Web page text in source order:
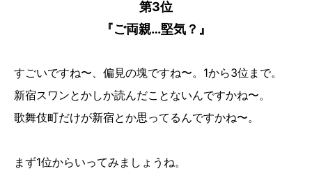
第3位
『ご両親…堅気？』
すごいですね〜、偏見の塊ですね〜。1から3位まで。
新宿スワンとかしか読んだことないんですかね〜。
歌舞伎町だけが新宿とか思ってるんですかね〜。
まず1位からいってみましょうね。